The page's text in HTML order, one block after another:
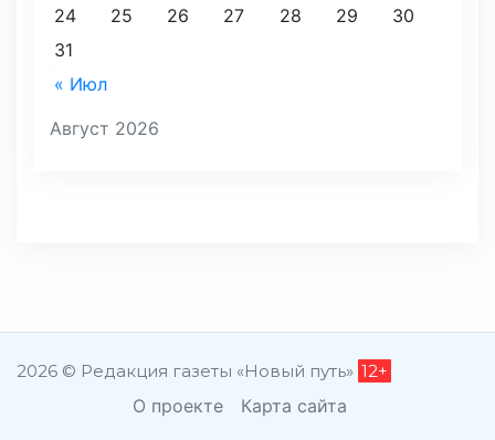
Август 2026
« Июл
24
25 26 27 28 29
30
31
2026 © Редакция газеты «Новый путь» 12+
О проекте Карта сайта